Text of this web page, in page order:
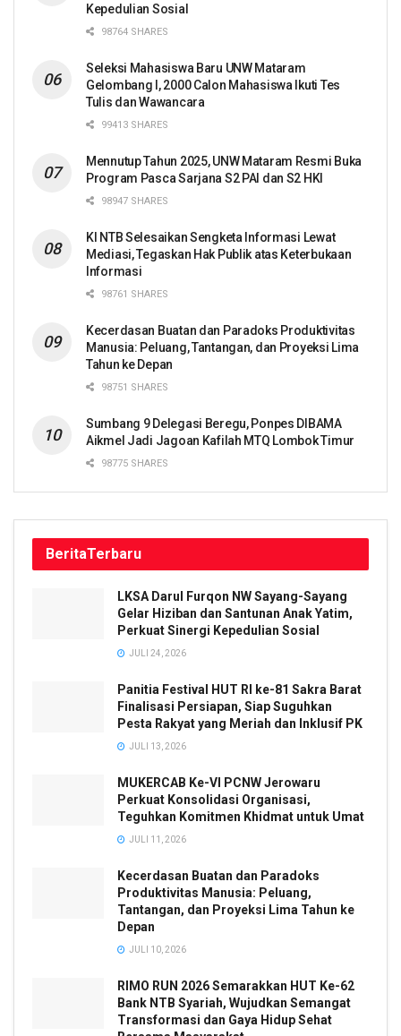
Kepedulian Sosial
98764 SHARES
Seleksi Mahasiswa Baru UNW Mataram
Gelombang I, 2000 Calon Mahasiswa Ikuti Tes
Tulis dan Wawancara
99413 SHARES
Mennutup Tahun 2025, UNW Mataram Resmi Buka
Program Pasca Sarjana S2 PAI dan S2 HKI
98947 SHARES
KI NTB Selesaikan Sengketa Informasi Lewat
Mediasi, Tegaskan Hak Publik atas Keterbukaan
Informasi
98761 SHARES
Kecerdasan Buatan dan Paradoks Produktivitas
Manusia: Peluang, Tantangan, dan Proyeksi Lima
Tahun ke Depan
98751 SHARES
Sumbang 9 Delegasi Beregu, Ponpes DIBAMA
Aikmel Jadi Jagoan Kafilah MTQ Lombok Timur
98775 SHARES
BeritaTerbaru
LKSA Darul Furqon NW Sayang-Sayang
Gelar Hiziban dan Santunan Anak Yatim,
Perkuat Sinergi Kepedulian Sosial
JULI 24, 2026
Panitia Festival HUT RI ke-81 Sakra Barat
Finalisasi Persiapan, Siap Suguhkan
Pesta Rakyat yang Meriah dan Inklusif PK
JULI 13, 2026
MUKERCAB Ke-VI PCNW Jerowaru
Perkuat Konsolidasi Organisasi,
Teguhkan Komitmen Khidmat untuk Umat
JULI 11, 2026
Kecerdasan Buatan dan Paradoks
Produktivitas Manusia: Peluang,
Tantangan, dan Proyeksi Lima Tahun ke
Depan
JULI 10, 2026
RIMO RUN 2026 Semarakkan HUT Ke-62
Bank NTB Syariah, Wujudkan Semangat
Transformasi dan Gaya Hidup Sehat